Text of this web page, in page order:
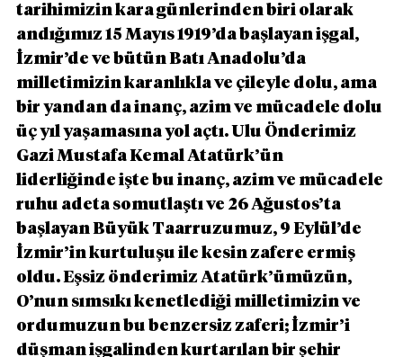
tarihimizin kara günlerinden biri olarak
andığımız 15 Mayıs 1919’da başlayan işgal,
İzmir’de ve bütün Batı Anadolu’da
milletimizin karanlıkla ve çileyle dolu, ama
bir yandan da inanç, azim ve mücadele dolu
üç yıl yaşamasına yol açtı. Ulu Önderimiz
Gazi Mustafa Kemal Atatürk’ün
liderliğinde işte bu inanç, azim ve mücadele
ruhu adeta somutlaştı ve 26 Ağustos’ta
başlayan Büyük Taarruzumuz, 9 Eylül’de
İzmir’in kurtuluşu ile kesin zafere ermiş
oldu. Eşsiz önderimiz Atatürk’ümüzün,
O’nun sımsıkı kenetlediği milletimizin ve
ordumuzun bu benzersiz zaferi; İzmir’i
düşman işgalinden kurtarılan bir şehir